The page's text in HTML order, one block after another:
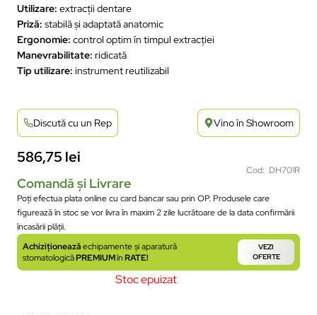
Utilizare: extracții dentare
Priză: stabilă și adaptată anatomic
Ergonomie: control optim în timpul extracției
Manevrabilitate: ridicată
Tip utilizare: instrument reutilizabil
Discută cu un Rep Vino în Showroom
586,75 lei
Cod: DH701R
Comandă și Livrare
Poți efectua plata online cu card bancar sau prin OP. Produsele care
figurează în stoc se vor livra în maxim 2 zile lucrătoare de la data confirmării
încasării plății.
Achiziționeazăechipamente și aparatură
stomatologicăPREMIUMînRATE!
VEZI
OFERTE
Stoc epuizat